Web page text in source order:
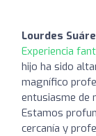
Lourdes
Experiencia
hijo ha sido
magnífico
entusiasme de
Estamos
cercanía y